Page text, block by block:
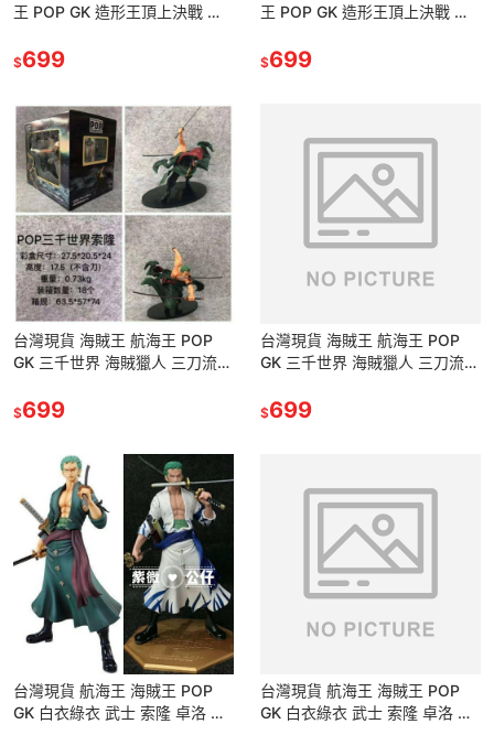
王 POP GK 造形王頂上決戰 喬
仔 雕像
$699
王 POP GK 造形王頂上決戰 喬
仔 雕像
$699
台灣現貨 海賊王 航海王 POP
GK 三千世界 海賊獵人 三刀流
公仔 景品 雕像
$699
台灣現貨 海賊王 航海王 POP
GK 三千世界 海賊獵人 三刀流
公仔 景品 雕像
$699
台灣現貨 航海王 海賊王 POP
GK 白衣綠衣 武士 索隆 卓洛 兩
台灣現貨 航海王 海賊王 POP
GK 白衣綠衣 武士 索隆 卓洛 兩